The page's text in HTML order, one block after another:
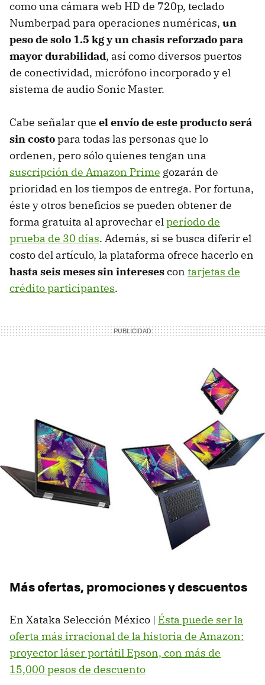
como una cámara web HD de 720p, teclado
Numberpad para operaciones numéricas, un
peso de solo 1.5 kg y un chasis reforzado para
mayor durabilidad, así como diversos puertos
de conectividad, micrófono incorporado y el
sistema de audio Sonic Master.
Cabe señalar que el envío de este producto será
sin costopara todas las personas que lo
ordenen, pero sólo quienes tengan una
suscripción de Amazon Prime gozarán de
prioridad en los tiempos de entrega. Por fortuna,
éste y otros beneficios se pueden obtener de
forma gratuita al aprovechar elperíodo de
prueba de 30 días. Además, si se busca diferir el
costo del artículo, la plataforma ofrece hacerlo en
hasta seis meses sin interesescon tarjetas de
crédito participantes.
Más ofertas, promociones y descuentos
En Xataka Selección México | Ésta puede ser la
oferta más irracional de la historia de Amazon:
proyector láser portátil Epson, con más de
15,000 pesos de descuento